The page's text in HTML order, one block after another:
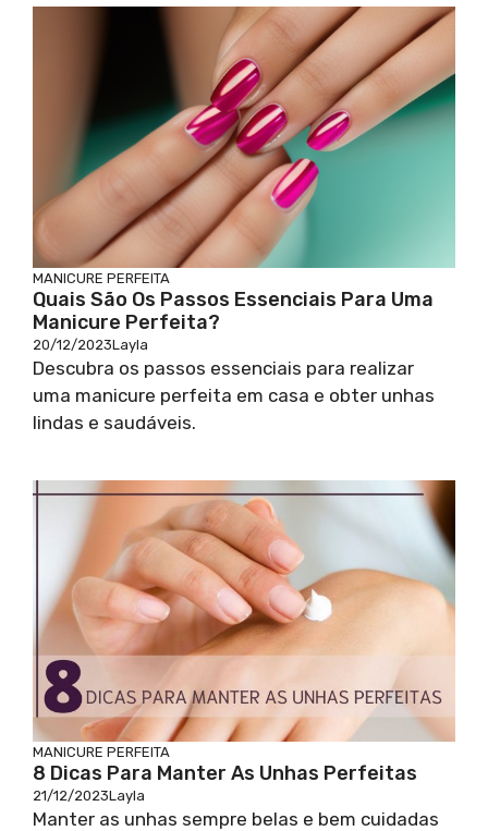
MANICURE PERFEITA
Quais São Os Passos Essenciais Para Uma
Manicure Perfeita?
20/12/2023Layla
Descubra os passos essenciais para realizar
uma manicure perfeita em casa e obter unhas
lindas e saudáveis.
MANICURE PERFEITA
8 Dicas Para Manter As Unhas Perfeitas
21/12/2023Layla
Manter as unhas sempre belas e bem cuidadas